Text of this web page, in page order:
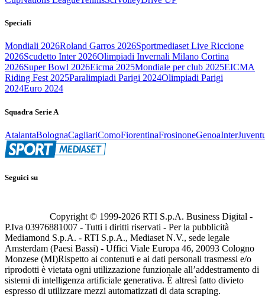
Speciali
Mondiali 2026Roland Garros 2026Sportmediaset Live Riccione
2026Scudetto Inter 2026Olimpiadi Invernali Milano Cortina
2026Super Bowl 2026Eicma 2025Mondiale per club 2025EICMA
Riding Fest 2025Paralimpiadi Parigi 2024Olimpiadi Parigi
2024Euro 2024
Squadra Serie A
AtalantaBolognaCagliariComoFiorentinaFrosinoneGenoaInter
Seguici su
Copyright © 1999-2026 RTI S.p.A. Business Digital -
P.Iva 03976881007 - Tutti i diritti riservati - Per la pubblicità
Mediamond S.p.A. - RTI S.p.A., Mediaset N.V., sede legale
Amsterdam (Paesi Bassi) - Uffici Viale Europa 46, 20093 Cologno
Monzese (MI)Rispetto ai contenuti e ai dati personali trasmessi e/o
riprodotti è vietata ogni utilizzazione funzionale all’addestramento di
sistemi di intelligenza artificiale generativa. È altresì fatto divieto
espresso di utilizzare mezzi automatizzati di data scraping.